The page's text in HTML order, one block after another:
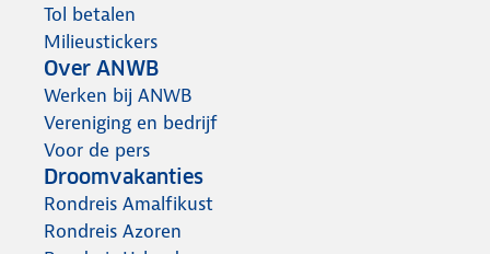
Tol betalen
Milieustickers
Over ANWB
Werken bij ANWB
Vereniging en bedrijf
Voor de pers
Droomvakanties
Rondreis Amalfikust
Rondreis Azoren